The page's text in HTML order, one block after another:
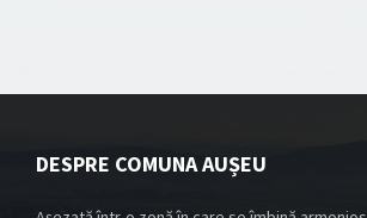
DESPRE COMUNA AUȘEU